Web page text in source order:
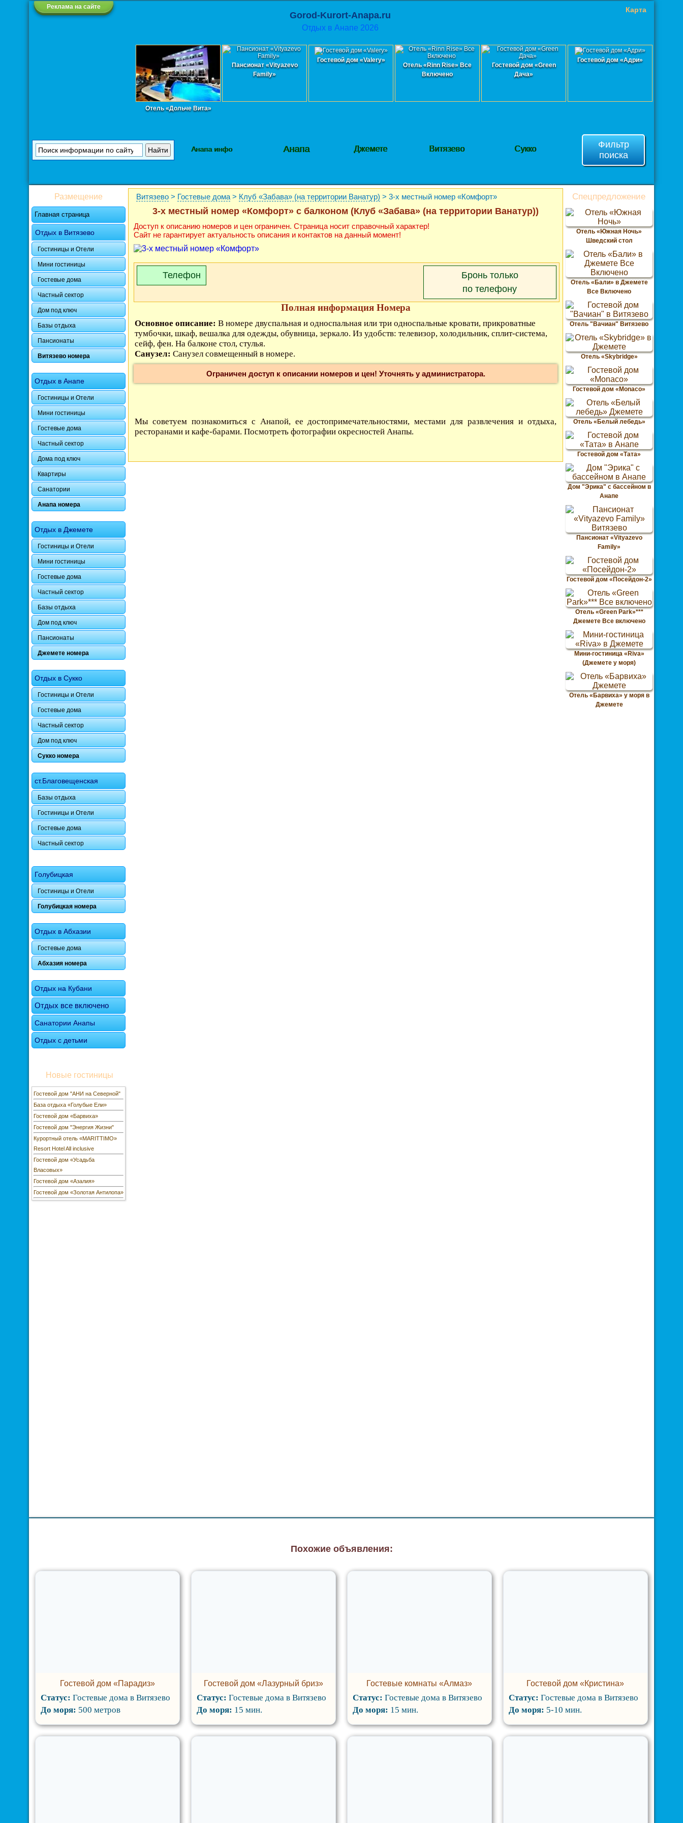
Реклама на сайте
Спецпредложение
Отель «Южная Ночь»
Шведский стол
Отель «Бали» в Джемете
Все Включено
Отель "Вачиан" Витязево
Отель «Skybridge»
Гостевой дом «Monaco»
Отель «Белый лебедь»
Гостевой дом «Тата»
Дом "Эрика" с бассейном в
Анапе
Пансионат «Vityazevo
Family»
Гостевой дом «Посейдон-2»
Отель «Green Park»***
Джемете Все включено
Мини-гостиница «Riva»
(Джемете у моря)
Отель «Барвиха» у моря в
Джемете
Карта
Gorod-Kurort-Anapa.ru
Отдых в Анапе 2026
Отель «Дольче Вита»
Пансионат «Vityazevo
Family»
Гостевой дом «Valery»
Отель «Rinn Rise» Все
Включено
Гостевой дом «Green
Дача»
Гостевой дом «Адри»
Анапа инфо Анапа Джемете Витязево Сукко
Фильтр
поиска
Размещение
Главная страница
Отдых в Витязево
Гостиницы и Отели
Мини гостиницы
Гостевые дома
Частный сектор
Дом под ключ
Базы отдыха
Пансионаты
Витязево номера
Отдых в Анапе
Гостиницы и Отели
Мини гостиницы
Гостевые дома
Частный сектор
Дома под ключ
Квартиры
Санатории
Анапа номера
Отдых в Джемете
Гостиницы и Отели
Мини гостиницы
Гостевые дома
Частный сектор
Базы отдыха
Дом под ключ
Пансионаты
Джемете номера
Отдых в Сукко
Гостиницы и Отели
Гостевые дома
Частный сектор
Дом под ключ
Сукко номера
ст.Благовещенская
Базы отдыха
Гостиницы и Отели
Гостевые дома
Частный сектор
Голубицкая
Гостиницы и Отели
Голубицкая номера
Отдых в Абхазии
Гостевые дома
Абхазия номера
Отдых на Кубани
Отдых все включено
Санатории Анапы
Отдых с детьми
Новые гостиницы
Гостевой дом "АНИ на Северной"
База отдыха «Голубые Ели»
Гостевой дом «Барвиха»
Гостевой дом "Энергия Жизни"
Курортный отель «MARITTIMO»
Resort Hotel All inclusive
Гостевой дом «Усадьба
Власовых»
Гостевой дом «Азалия»
Гостевой дом «Золотая Антилопа»
Витязево > Гостевые дома > Клуб «Забава» (на территории Ванатур) > 3-х местный номер «Комфорт»
3-х местный номер «Комфорт» с балконом (Клуб «Забава» (на территории Ванатур))
Доступ к описанию номеров и цен ограничен. Страница носит справочный характер!
Сайт не гарантирует актуальность описания и контактов на данный момент!
Телефон
Бронь только
по телефону
Полная информация Номера
Основное описание: В номере двуспальная и односпальная или три односпальные кровати, прикроватные
тумбочки, шкаф, вешалка для одежды, обувница, зеркало. Из удобств: телевизор, холодильник, сплит-система,
сейф, фен. На балконе стол, стулья.
Санузел: Санузел совмещенный в номере.
Ограничен доступ к описании номеров и цен! Уточнять у администратора.
Мы советуем познакомиться с Анапой, ее достопримечательностями, местами для развлечения и отдыха,
ресторанами и кафе-барами. Посмотреть фотографии окресностей Анапы.
Похожие объявления:
Гостевой дом «Парадиз»
Статус: Гостевые дома в Витязево
До моря: 500 метров
Гостевой дом «Лазурный бриз»
Статус: Гостевые дома в Витязево
До моря: 15 мин.
Гостевые комнаты «Алмаз»
Статус: Гостевые дома в Витязево
До моря: 15 мин.
Гостевой дом «Кристина»
Статус: Гостевые дома в Витязево
До моря: 5-10 мин.